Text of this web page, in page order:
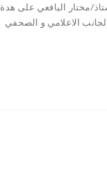
مختار اليافعي على هدة
الاعلامي و الصحفي